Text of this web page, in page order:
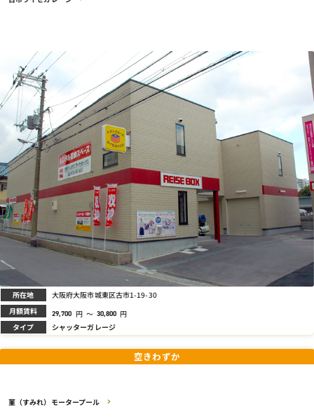
所在地 大阪府大阪市城東区古市1-19-30
月額賃料 29,700 円 ～ 30,800 円
タイプ シャッターガレージ
菫（すみれ）モータープール
空きわずか